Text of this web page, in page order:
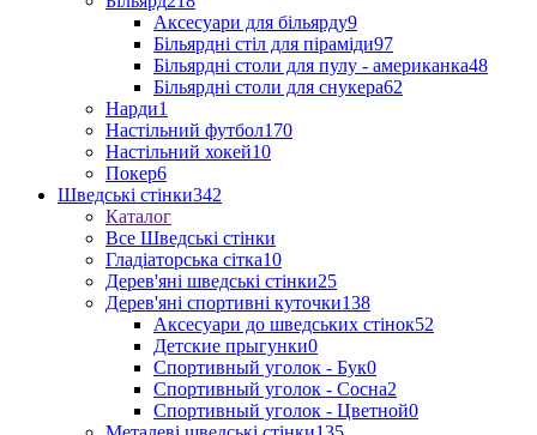
Аксесуари для більярду9
Більярдні стіл для піраміди97
Більярдні столи для пулу - американка48
Більярдні столи для снукера62
Нарди1
Настільний футбол170
Настільний хокей10
Покер6
Шведські стінки342
Каталог
Все Шведські стінки
Гладіаторська сітка10
Дерев'яні шведські стінки25
Дерев'яні спортивні куточки138
Аксесуари до шведських стінок52
Детские прыгунки0
Спортивный уголок - Бук0
Спортивный уголок - Сосна2
Спортивный уголок - Цветной0